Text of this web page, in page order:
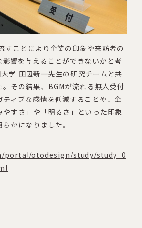
すことにより企業の印象や来訪者の
響を与えることができないかと考
学 田辺新一先生の研究チームと共
。その結果、BGMが流れる無人受付
ティブな感情を低減することや、企
すさ」や「明るさ」といった印象
かになりました。
portal/otodesign/study/study_0